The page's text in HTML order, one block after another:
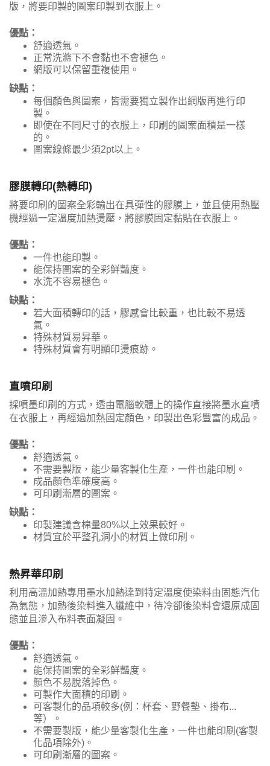
版，將要印製的圖案印製到衣服上。
優點：
舒適透氣。
正常洗滌下不會黏也不會褪色。
網版可以保留重複使用。
缺點：
每個顏色與圖案，皆需要獨立製作出網版再進行印
製。
即使在不同尺寸的衣服上，印刷的圖案面積是一樣
的。
圖案線條最少須2pt以上。
膠膜轉印(熱轉印)
將要印刷的圖案全彩輸出在具彈性的膠膜上，並且使用熱壓
機經過一定溫度加熱燙壓，將膠膜固定黏貼在衣服上。
優點：
一件也能印製。
能保持圖案的全彩鮮豔度。
水洗不容易褪色。
缺點：
若大面積轉印的話，膠感會比較重，也比較不易透
氣。
特殊材質易昇華。
特殊材質會有明顯印燙痕跡。
直噴印刷
採噴墨印刷的方式，透由電腦軟體上的操作直接將墨水直噴
在衣服上，再經過加熱固定顏色，印製出色彩豐富的成品。
優點：
舒適透氣。
不需要製版，能少量客製化生產，一件也能印刷。
成品顏色準確度高。
可印刷漸層的圖案。
缺點：
印製建議含棉量80%以上效果較好。
材質宜於平整孔洞小的材質上做印刷。
熱昇華印刷
利用高溫加熱專用墨水加熱達到特定溫度使染料由固態汽化
為氣態，加熱後染料進入纖維中，待冷卻後染料會還原成固
態並且滲入布料表面凝固。
優點：
舒適透氣。
能保持圖案的全彩鮮豔度。
顏色不易脫落掉色。
可製作大面積的印刷。
可客製化的品項較多(例：杯套、野餐墊、掛布...
等）。
不需要製版，能少量客製化生產，一件也能印刷(客製
化品項除外)。
可印刷漸層的圖案。